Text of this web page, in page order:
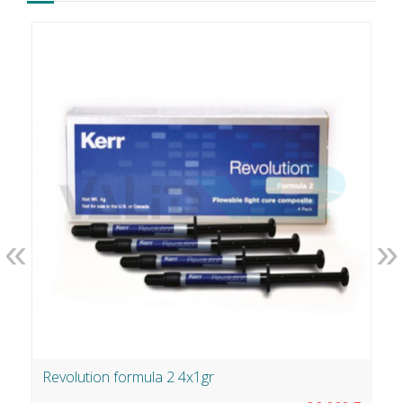
Revolution formula 2 4x1gr
« »